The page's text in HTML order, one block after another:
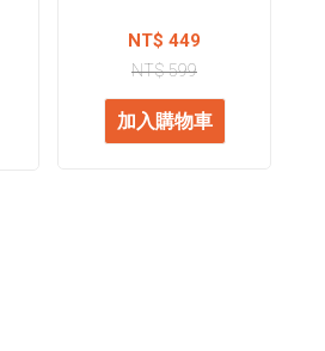
NT$ 449
NT$ 599
加入購物車